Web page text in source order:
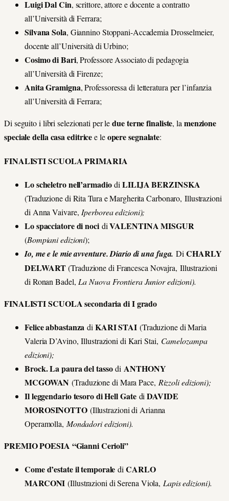
Luigi Dal Cin, scrittore, attore e docente a contratto
all’Università di Ferrara;
Silvana Sola, Giannino Stoppani-Accademia Drosselmeier,
docente all’Università di Urbino;
Cosimo di Bari, Professore Associato di pedagogia
all’Università di Firenze;
Anita Gramigna, Professoressa di letteratura per l’infanzia
all’Università di Ferrara;
Di seguito i libri selezionati per ledue terne finaliste, lamenzione
speciale della casa editricee leoperesegnalate:
FINALISTI SCUOLA PRIMARIA
Lo scheletro nell’armadiodiLILIJA BERZINSKA
(Traduzione di Rita Tura e Margherita Carbonaro, Illustrazioni
di Anna Vaivare, Iperborea edizioni);
Lo spacciatore di noci diVALENTINA MISGUR
(Bompiani edizioni);
Io, me e le mie avventure. Diario di una fuga.DiCHARLY
DELWART(Traduzione di Francesca Novajra, Illustrazioni
di Ronan Badel, La Nuova Frontiera Junior edizioni).
FINALISTI SCUOLA secondaria di I grado
Felice abbastanza di KARI STAI (Traduzione di Maria
Valeria D’Avino, Illustrazioni di Kari Stai, Camelozampa
edizioni);
Brock. La paura del tassodi ANTHONY
MCGOWAN (Traduzione di Mara Pace, Rizzoli edizioni);
Il leggendario tesoro di Hell GatediDAVIDE
MOROSINOTTO(Illustrazioni di Arianna
Operamolla, Mondadori edizioni).
PREMIO POESIA “Gianni Cerioli”
Come d’estate il temporale diCARLO
MARCONI(Illustrazioni di Serena Viola, Lapis edizioni).